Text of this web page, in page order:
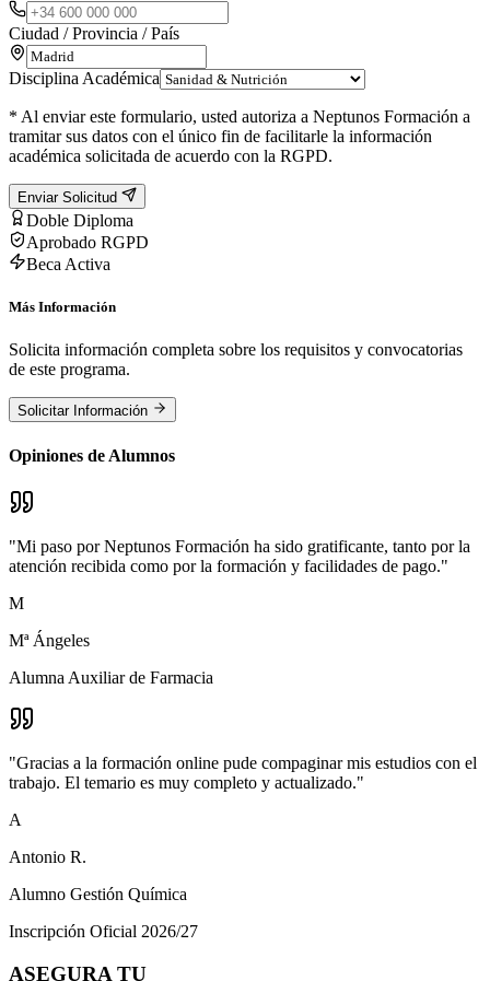
Ciudad / Provincia / País
Disciplina Académica
* Al enviar este formulario, usted autoriza a Neptunos Formación a
tramitar sus datos con el único fin de facilitarle la información
académica solicitada de acuerdo con la RGPD.
Enviar Solicitud
Doble Diploma
Aprobado RGPD
Beca Activa
Más Información
Solicita información completa sobre los requisitos y convocatorias
de este programa.
Solicitar Información
Opiniones de Alumnos
"Mi paso por Neptunos Formación ha sido gratificante, tanto por la
atención recibida como por la formación y facilidades de pago."
M
Mª Ángeles
Alumna Auxiliar de Farmacia
"Gracias a la formación online pude compaginar mis estudios con el
trabajo. El temario es muy completo y actualizado."
A
Antonio R.
Alumno Gestión Química
Inscripción Oficial 2026/27
ASEGURA TU